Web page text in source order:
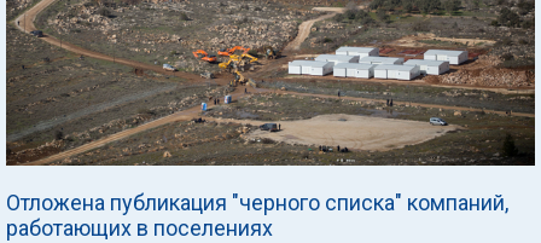
Отложена публикация "черного списка" компаний,
работающих в поселениях